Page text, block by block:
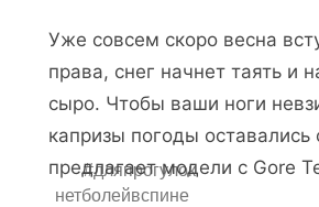
нетболейвспине
#дляпрогулок
Уже совсем скоро весна
права, снег начнет таять и
сыро. Чтобы ваши ноги
капризы погоды оставались
предлагает модели с Gore